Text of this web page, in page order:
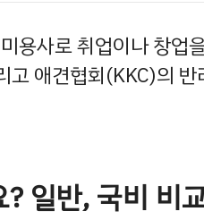
용사로 취업이나 창업
애견협회(KKC)의
일반, 국비 비